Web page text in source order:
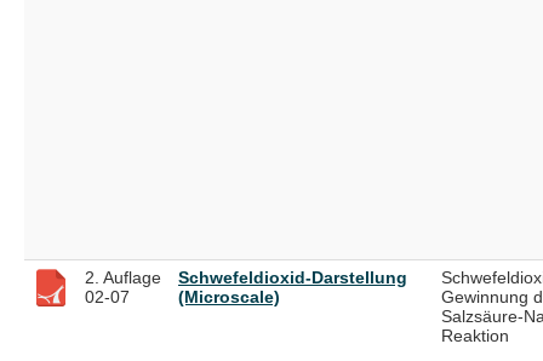
2. Auflage
02-07
Schwefeldioxid-Darstellung
(Microscale)
Gewinnung
Salzsäure-
Reaktion